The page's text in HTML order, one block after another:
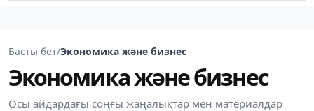
Басты бет/Экономика және бизнес
Экономика және бизнес
Осы айдардағы соңғы жаңалықтар мен материалдар